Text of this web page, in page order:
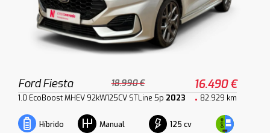
Ford Fiesta 18.990 € 16.490 €
1.0 EcoBoost MHEV 92kW125CV STLine 5p 2023 82.929 km
Híbrido Manual 125 cv